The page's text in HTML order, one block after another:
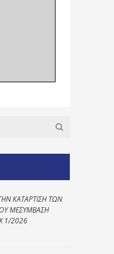
ΚΑΤΑΡΤΙΣΗ ΤΩΝ
ΜΕΣΥΜΒΑΣΗ
1/2026